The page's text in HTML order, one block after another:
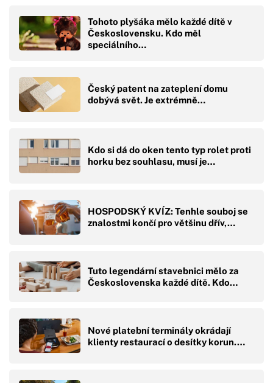
Tohoto plyšáka mělo každé dítě v
Československu. Kdo měl
speciálního…
Český patent na zateplení domu
dobývá svět. Je extrémně…
Kdo si dá do oken tento typ rolet proti
horku bez souhlasu, musí je…
HOSPODSKÝ KVÍZ: Tenhle souboj se
znalostmi končí pro většinu dřív,…
Tuto legendární stavebnici mělo za
Československa každé dítě. Kdo…
Nové platební terminály okrádají
klienty restaurací o desítky korun.…